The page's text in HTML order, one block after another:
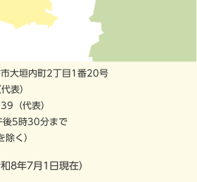
大垣内町2丁目1番20号
代表）
（代表）
後5時30分まで
除く）
和8年7月1日現在）